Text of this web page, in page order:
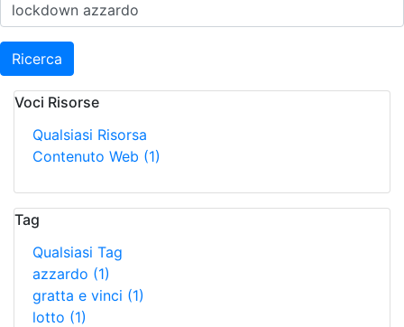
Ricerca
Voci Risorse
Qualsiasi Risorsa
Contenuto Web (1)
Tag
Qualsiasi Tag
azzardo (1)
gratta e vinci (1)
lotto (1)